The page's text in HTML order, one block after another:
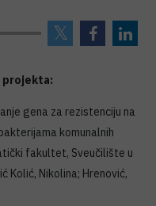
projekta:
gena za rezistenciju na
komunalnih
fakultet, Sveučilište u
Kolić, Nikolina; Hrenović,